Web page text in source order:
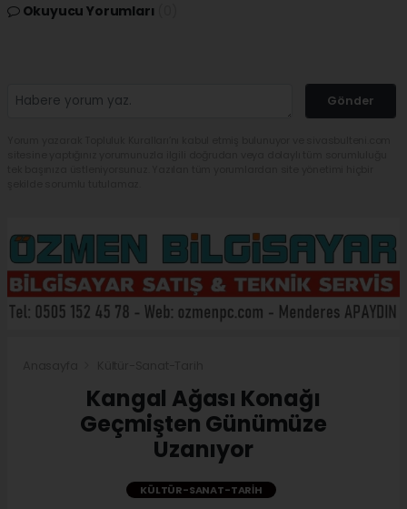
Okuyucu Yorumları
Gönder
Kangal Ağası Konağı
Geçmişten Günümüze
Uzanıyor
KÜLTÜR-SANAT-TARIH